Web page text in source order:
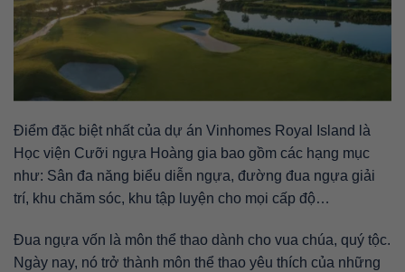
Điểm đặc biệt nhất của dự án Vinhomes Royal Island là
Học viện Cưỡi ngựa Hoàng gia bao gồm các hạng mục
như: Sân đa năng biểu diễn ngựa, đường đua ngựa giải
trí, khu chăm sóc, khu tập luyện cho mọi cấp độ…
Đua ngựa vốn là môn thể thao dành cho vua chúa, quý tộc.
Ngày nay, nó trở thành môn thể thao yêu thích của những